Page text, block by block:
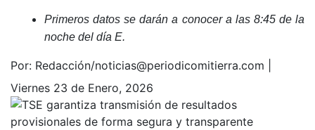
Primeros datos se darán a conocer a las 8:45 de la
noche del día E.
Por: Redacción/noticias@periodicomitierra.com |
Viernes 23 de Enero, 2026